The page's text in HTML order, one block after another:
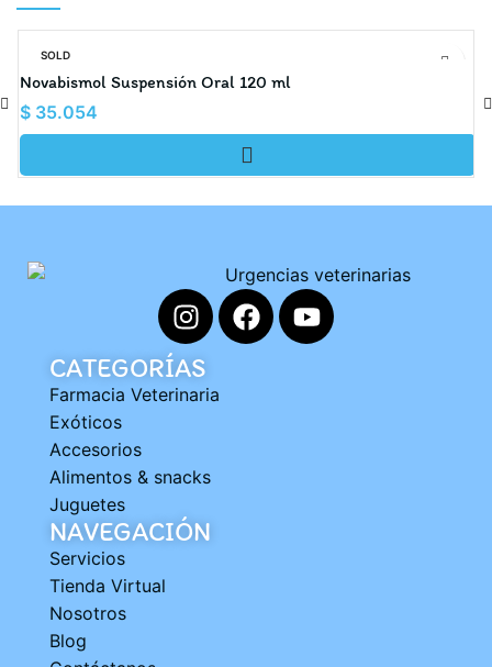
SOLD
Novabismol Suspensión Oral 120 ml
$ 35.054 $
CATEGORÍAS
Farmacia Veterinaria
Exóticos
Accesorios
Alimentos & snacks
Juguetes
NAVEGACIÓN
Servicios
Tienda Virtual
Nosotros
Blog